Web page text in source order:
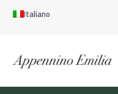
Italiano